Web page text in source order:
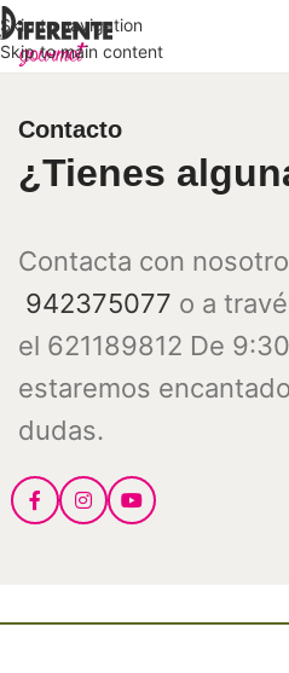
Skip to navigation
Skip to main content
Contacto
¿Tienes
Contacta con
942375077 o a
el 621189812 De
estaremos
dudas.